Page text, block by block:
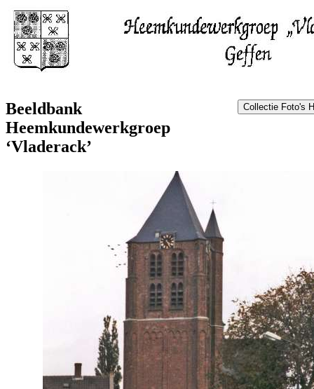
Beeldbank
Heemkundewerkgroep
‘Vladerack’